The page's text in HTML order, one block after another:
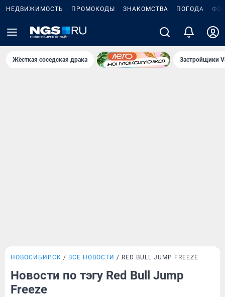
НЕДВИЖИМОСТЬ ПРОМОКОДЫ ЗНАКОМСТВА ПОГОДА
Жёсткая соседская драка Застройщики
НОВОСИБИРСК ВСЕ НОВОСТИ RED BULL JUMP FREEZE
Новости по тэгу Red Bull Jump
Freeze